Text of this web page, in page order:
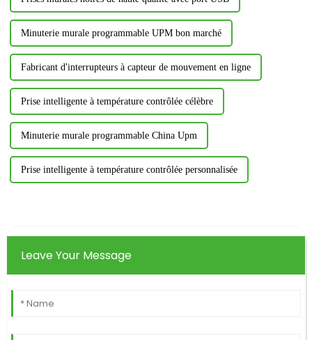
Minuterie murale programmable UPM bon marché
Fabricant d'interrupteurs à capteur de mouvement en ligne
Prise intelligente à température contrôlée célèbre
Minuterie murale programmable China Upm
Prise intelligente à température contrôlée personnalisée
Leave Your Message